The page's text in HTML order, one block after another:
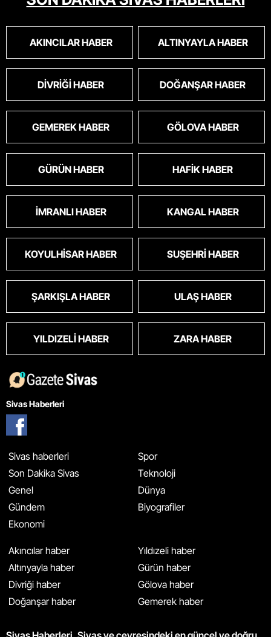
cinsini bile öldüren bu kopekler derhal
oldu.korkuyoruz.
AKINCILAR HABER ALTINYAYLA HABER
DIVRIĞI HABER DOĞANŞAR HABER
GEMEREK HABER GÖLOVA HABER
GÜRÜN HABER HAFIK HABER
İMRANLI HABER KANGAL HABER
KOYULHISAR HABER SUŞEHRI HABER
ŞARKIŞLA HABER ULAŞ HABER
YILDIZELI HABER ZARA HABER
Sivas Haberleri
Sivas haberleri
Son Dakika Sivas
Genel
Gündem
Ekonomi
Spor
Teknoloji
Dünya
Biyografiler
Akıncılar haber
Altınyayla haber
Divriği haber
Doğanşar haber
Yıldızeli haber
Gürün haber
Gölova haber
Gemerek haber